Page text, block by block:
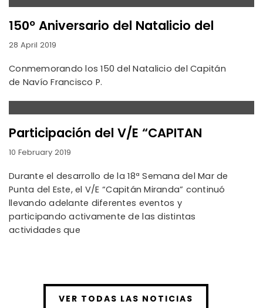
150º Aniversario del Natalicio del
28 April 2019
Conmemorando los 150 del Natalicio del Capitán
de Navío Francisco P.
Participación del V/E “CAPITAN
10 February 2019
Durante el desarrollo de la 18ª Semana del Mar de
Punta del Este, el V/E “Capitán Miranda” continuó
llevando adelante diferentes eventos y
participando activamente de las distintas
actividades que
VER TODAS LAS NOTICIAS